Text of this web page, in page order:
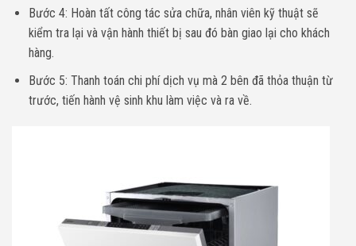
Bước 4: Hoàn tất công tác sửa chữa, nhân viên kỹ thuật sẽ
kiểm tra lại và vận hành thiết bị sau đó bàn giao lại cho khách
hàng.
Bước 5: Thanh toán chi phí dịch vụ mà 2 bên đã thỏa thuận từ
trước, tiến hành vệ sinh khu làm việc và ra về.